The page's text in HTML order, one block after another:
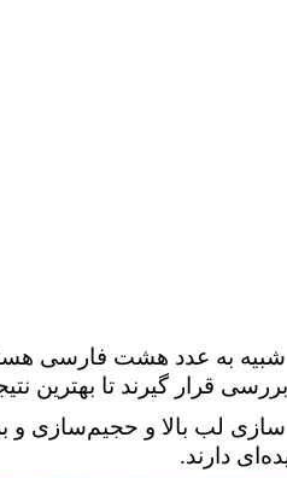
شبیه به عدد هشت فارسی
قرار گیرند تا بهترین
لب بالا و
دارند.